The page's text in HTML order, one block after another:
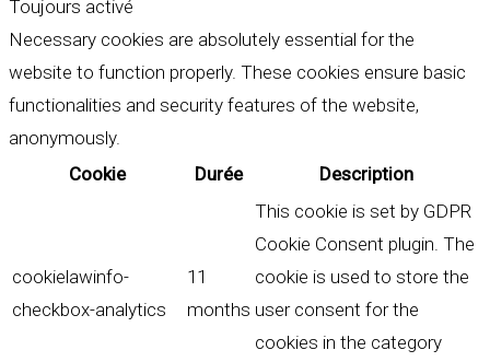
Toujours activé
Necessary cookies are absolutely essential for the
website to function properly. These cookies ensure basic
functionalities and security features of the website,
anonymously.
Cookie
Durée Description
cookielawinfo-
checkbox-analytics
11
months
This cookie is set by GDPR
Cookie Consent plugin. The
cookie is used to store the
user consent for the
cookies in the category